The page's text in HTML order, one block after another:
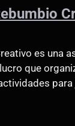
es una
que
para